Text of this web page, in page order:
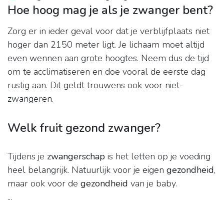
Hoe hoog mag je als je zwanger bent?
Zorg er in ieder geval voor dat je verblijfplaats niet
hoger dan 2150 meter ligt. Je lichaam moet altijd
even wennen aan grote hoogtes. Neem dus de tijd
om te acclimatiseren en doe vooral de eerste dag
rustig aan. Dit geldt trouwens ook voor niet-
zwangeren.
Welk fruit gezond zwanger?
Tijdens je zwangerschap is het letten op je voeding
heel belangrijk. Natuurlijk voor je eigen gezondheid,
maar ook voor de gezondheid van je baby.
...